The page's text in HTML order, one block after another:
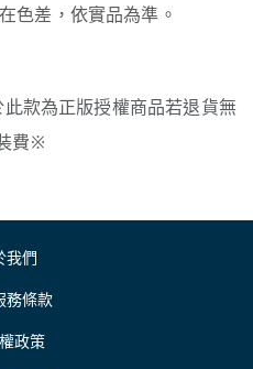
色差，依實品為準。
款為正版授權商品若退貨無
費※
我們
務條款
政策